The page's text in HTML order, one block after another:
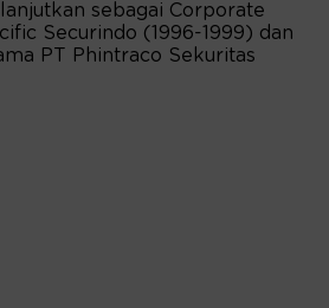
sebagai Corporate
Securindo (1996-1999) dan
PT Phintraco Sekuritas